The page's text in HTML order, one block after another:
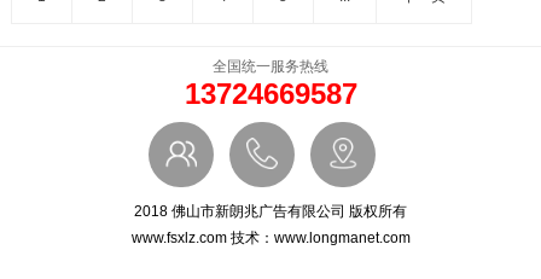
地址：佛山南海桂城海三西路19号金桂花园南区1幢首层
工厂地址：南海桂城叠北工业区
全国统一服务热线
13724669587
2018 佛山市新朗兆广告有限公司 版权所有
www.fsxlz.com 技术：www.longmanet.com